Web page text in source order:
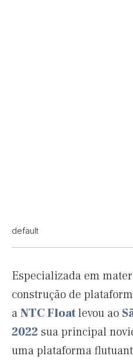
default
Especializada em
construção de
aNTC Floatlevou ao
2022 sua principal
uma plataforma